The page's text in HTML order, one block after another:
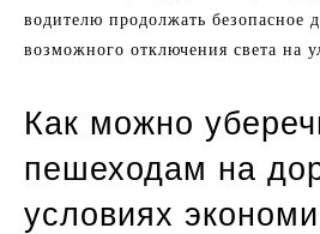
водителю продолжать безопасное
возможного отключения света на
Как можно
пешеходам на
условиях